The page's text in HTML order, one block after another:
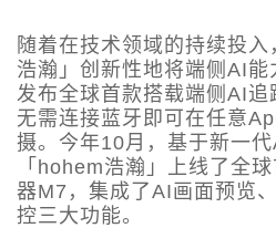
随着在技术领域的持续投
浩瀚」创新性地将端侧AI能
发布全球首款搭载端侧AI追
无需连接蓝牙即可在任意
摄。今年10月，基于新一代
「hohem浩瀚」上线了全
器M7，集成了AI画面预览
控三大功能。